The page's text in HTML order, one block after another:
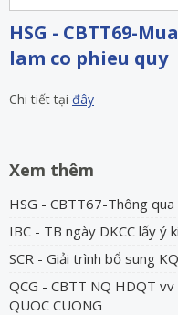
HSG - CBTT69-
lam co phieu quy
Chi tiết tại đây
Xem thêm
HSG - CBTT67-Thông
IBC - TB ngày DKCC lấy ý
SCR - Giải trình bổ sung
QCG - CBTT NQ HDQT
QUOC CUONG